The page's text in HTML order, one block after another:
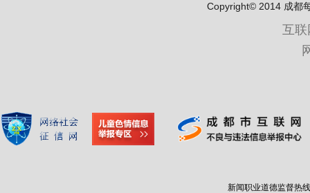
Copyright© 2014 成都
互
新闻职业道德监督热